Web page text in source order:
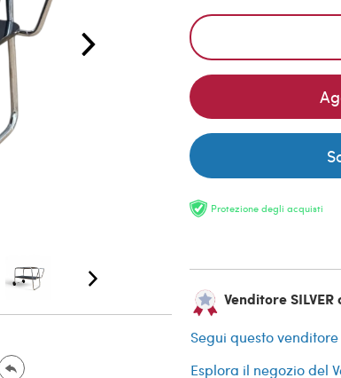
Protezione degli acquisti
Venditore
Segui questo venditore
Esplora il negozio del